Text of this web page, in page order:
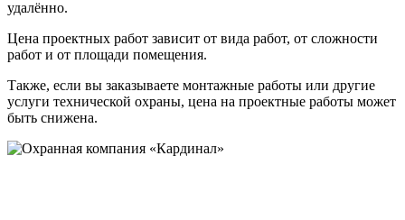
удалённо.
Цена проектных работ зависит от вида работ, от сложности
работ и от площади помещения.
Также, если вы заказываете монтажные работы или другие
услуги технической охраны, цена на проектные работы может
быть снижена.